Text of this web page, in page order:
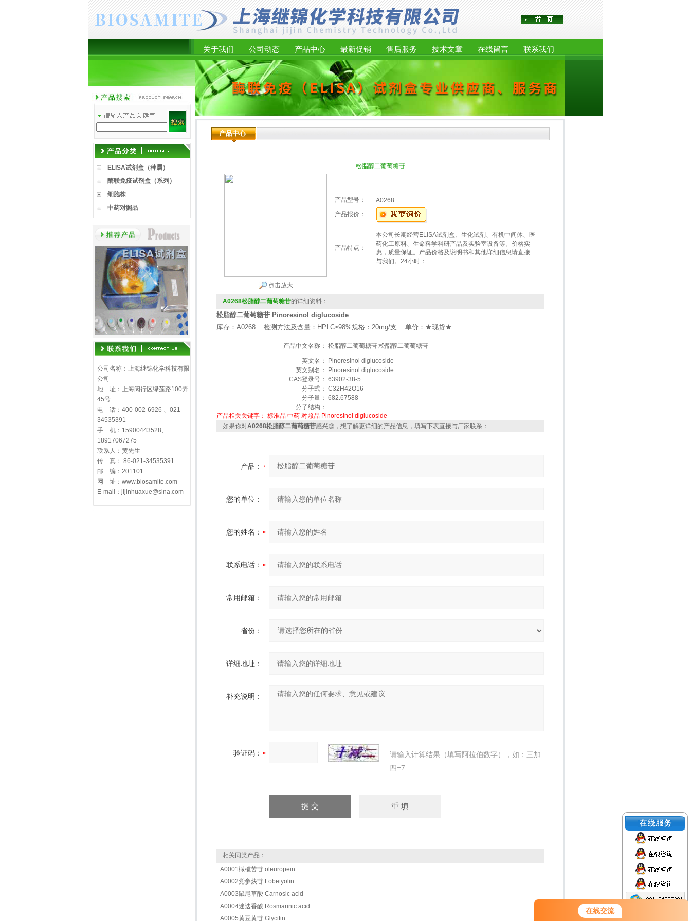
在线交流
关于我们 公司动态 产品中心 最新促销 售后服务 技术文章 在线留言 联系我们
ELISA试剂盒（种属）
酶联免疫试剂盒（系列）
细胞株
中药对照品
公司名称：上海继锦化学科技有限
公司
地 址：上海闵行区绿莲路100弄
45号
电 话：400-002-6926 、021-
34535391
手 机：15900443528、
18917067275
联系人：黄先生
传 真： 86-021-34535391
邮 编：201101
网 址：www.biosamite.com
E-mail：jijinhuaxue@sina.com
产品中心
松脂醇二葡萄糖苷
点击放大
产品型号：
A0268
产品报价：
产品特点：
本公司长期经营ELISA试剂盒、生化试剂、有机中间体、医
药化工原料、生命科学科研产品及实验室设备等。价格实
惠，质量保证。产品价格及说明书和其他详细信息请直接
与我们。24小时：
A0268松脂醇二葡萄糖苷的详细资料：
松脂醇二葡萄糖苷 Pinoresinol diglucoside
库存：A0268 检测方法及含量：HPLC≥98%规格：20mg/支 单价：★现货★
产品中文名称： 松脂醇二葡萄糖苷;松酯醇二葡萄糖苷
英文名：
Pinoresinol diglucoside
英文别名：
Pinoresinol diglucoside
CAS登录号： 63902-38-5
分子式： C32H42O16
分子量： 682.67588
分子结构：
产品相关关键字： 标准品 中药 对照品 Pinoresinol diglucoside
如果你对A0268松脂醇二葡萄糖苷感兴趣，想了解更详细的产品信息，填写下表直接与厂家联系：
产品：
您的单位：
您的姓名：
联系电话：
常用邮箱：
省份：
详细地址：
补充说明：
验证码：
请输入计算结果（填写阿拉伯数字），如：三加
四=7
相关同类产品：
A0001橄榄苦苷 oleuropein
A0002党参炔苷 Lobetyolin
A0003鼠尾草酸 Carnosic acid
A0004迷迭香酸 Rosmarinic acid
A0005黄豆黄苷 Glycitin